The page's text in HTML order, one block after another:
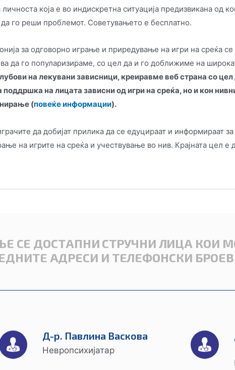
која е во индискретна ситуација предизвикана од
го реши проблемот. Советувањето е бесплатно.
за одговорно играње и приредување на игри на среќа
да го популаризираме, со цел да и го доближиме на
на лекувани зависници, креиравме веб страна со
на лицата зависни од игри на среќа, но и кон
(повеќе информации).
да добијат прилика да се едуцираат и информираат
на игрите на среќа и учествување во нив. Крајната цел е
СЕ ДОСТАПНИ СТРУЧНИ ЛИЦА КОИ
АДРЕСИ И ТЕЛЕФОНСКИ
Д-р. Павлина Васкова
Невропсихијатар